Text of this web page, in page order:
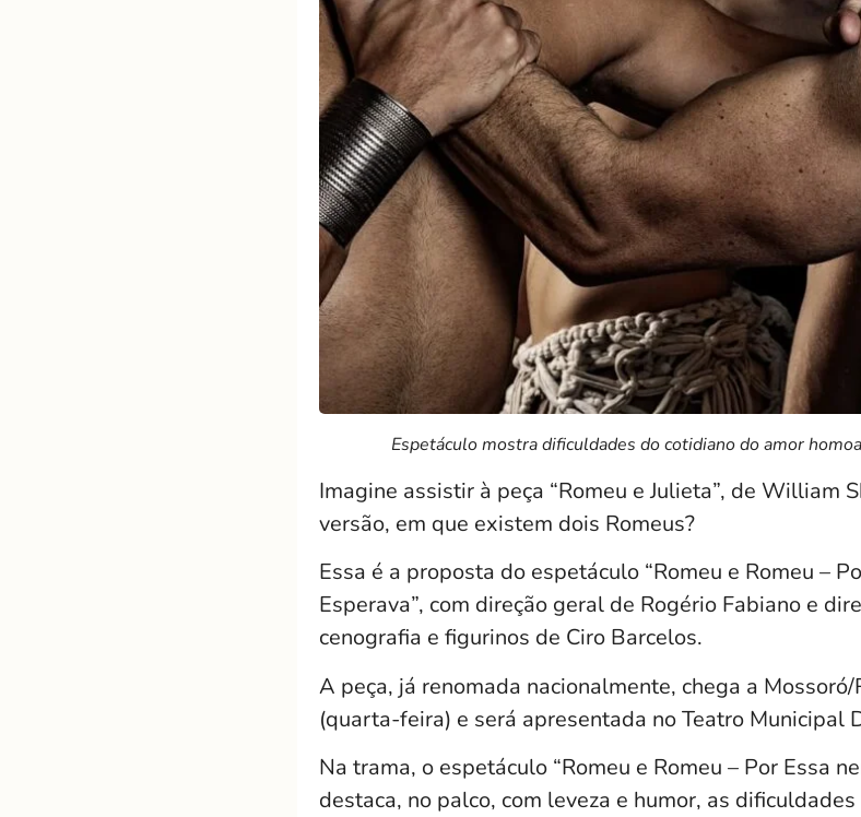
Espetáculo mostra dificuldades do cotidiano do amor
Imagine assistir à peça “Romeu e Julieta”, de William
versão, em que existem dois Romeus?
Essa é a proposta do espetáculo “Romeu e Romeu –
Esperava”, com direção geral de Rogério Fabiano e
cenografia e figurinos de Ciro Barcelos.
A peça, já renomada nacionalmente, chega a
(quarta-feira) e será apresentada no Teatro Municipal
Na trama, o espetáculo “Romeu e Romeu – Por Essa
destaca, no palco, com leveza e humor, as